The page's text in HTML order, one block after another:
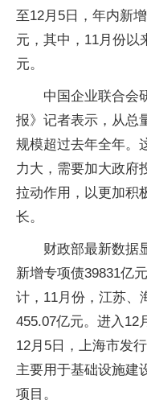
至12月5日，年内新
元，其中，11月份以
元。
中国企业联合会
报》记者表示，从总
规模超过去年全年。
力大，需要加大政府
拉动作用，以更加积
长。
财政部最新数据
新增专项债39831亿
计，11月份，江苏、
455.07亿元。进入12
12月5日，上海市发
主要用于基础设施建
项目。